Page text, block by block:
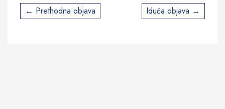
Post
navigation
Prethodna objava Iduća objava